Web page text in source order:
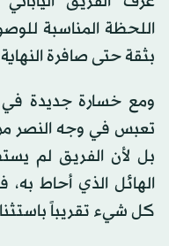
اللحظة المناسبة
بثقة حتى صافرة
ومع خسارة جديدة في
تعبس في وجه النصر
بل لأن الفريق لم
الهائل الذي أحاط
كل شيء تقريباً